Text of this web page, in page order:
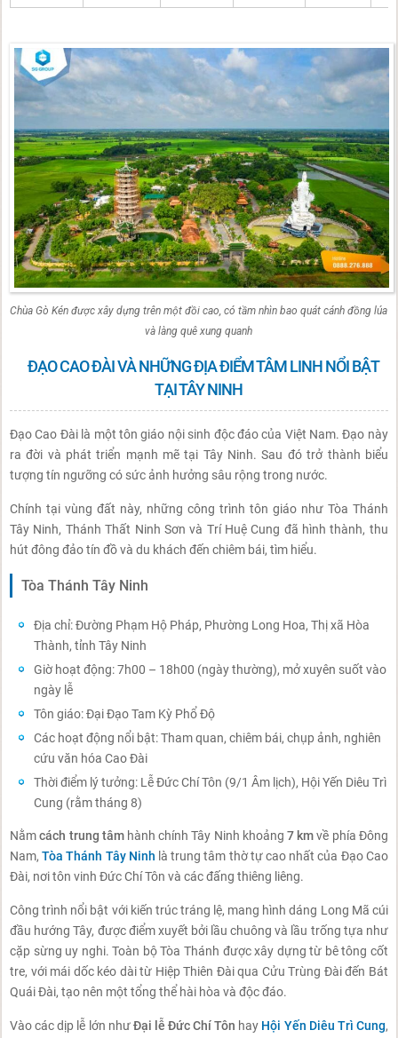
Chùa Gò Kén được xây dựng trên một đồi cao, có tầm nhìn bao quát cánh đồng lúa
và làng quê xung quanh
ĐẠO CAO ĐÀI VÀ NHỮNG ĐỊA ĐIỂM TÂM LINH NỔI BẬT
TẠI TÂY NINH
Đạo Cao Đài là một tôn giáo nội sinh độc đáo của Việt Nam. Đạo này
ra đời và phát triển mạnh mẽ tại Tây Ninh. Sau đó trở thành biểu
tượng tín ngưỡng có sức ảnh hưởng sâu rộng trong nước.
Chính tại vùng đất này, những công trình tôn giáo như Tòa Thánh
Tây Ninh, Thánh Thất Ninh Sơn và Trí Huệ Cung đã hình thành, thu
hút đông đảo tín đồ và du khách đến chiêm bái, tìm hiểu.
Tòa Thánh Tây Ninh
Địa chỉ: Đường Phạm Hộ Pháp, Phường Long Hoa, Thị xã Hòa
Thành, tỉnh Tây Ninh
Giờ hoạt động: 7h00 – 18h00 (ngày thường), mở xuyên suốt vào
ngày lễ
Tôn giáo: Đại Đạo Tam Kỳ Phổ Độ
Các hoạt động nổi bật: Tham quan, chiêm bái, chụp ảnh, nghiên
cứu văn hóa Cao Đài
Thời điểm lý tưởng: Lễ Đức Chí Tôn (9/1 Âm lịch), Hội Yến Diêu Trì
Cung (rằm tháng 8)
Nằmcách trung tâmhành chính Tây Ninh khoảng7 kmvề phía Đông
Nam,Tòa Thánh Tây Ninh là trung tâm thờ tự cao nhất của Đạo Cao
Đài, nơi tôn vinh Đức Chí Tôn và các đấng thiêng liêng.
Công trình nổi bật với kiến trúc tráng lệ, mang hình dáng Long Mã cúi
đầu hướng Tây, được điểm xuyết bởi lầu chuông và lầu trống tựa như
cặp sừng uy nghi. Toàn bộ Tòa Thánh được xây dựng từ bê tông cốt
tre, với mái dốc kéo dài từ Hiệp Thiên Đài qua Cửu Trùng Đài đến Bát
Quái Đài, tạo nên một tổng thể hài hòa và độc đáo.
Vào các dịp lễ lớn nhưĐại lễ Đức Chí Tôn hay Hội Yến Diêu Trì Cung,